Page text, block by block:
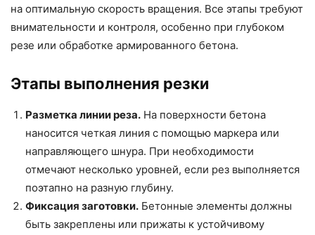
на оптимальную скорость вращения. Все этапы требуют
внимательности и контроля, особенно при глубоком
резе или обработке армированного бетона.
Этапы выполнения резки
Разметка линии реза. На поверхности бетона
наносится четкая линия с помощью маркера или
направляющего шнура. При необходимости
отмечают несколько уровней, если рез выполняется
поэтапно на разную глубину.
Фиксация заготовки. Бетонные элементы должны
быть закреплены или прижаты к устойчивому